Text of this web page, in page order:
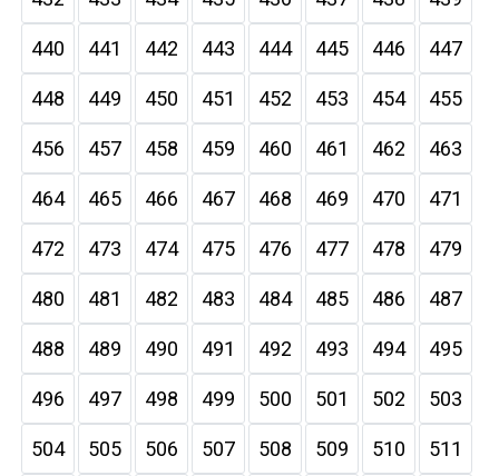
440 441 442 443 444 445 446 447
448 449 450 451 452 453 454 455
456 457 458 459 460 461 462 463
464 465 466 467 468 469 470 471
472 473 474 475 476 477 478 479
480 481 482 483 484 485 486 487
488 489 490 491 492 493 494 495
496 497 498 499 500 501 502 503
504 505 506 507 508 509 510 511